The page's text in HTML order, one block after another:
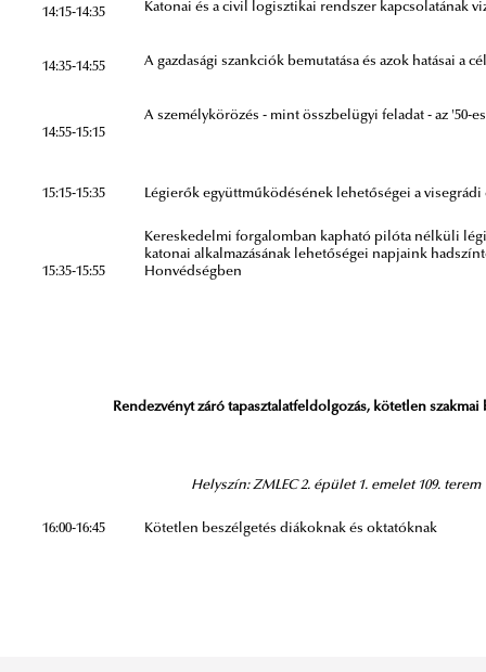
14:15-14:35 Katonai és a civil logisztikai rendszer kapcsolatának
14:35-14:55 A gazdasági szankciók bemutatása és azok hatásai a
14:55-15:15
A személykörözés - mint összbelügyi feladat - az '50-
15:15-15:35 Légierők együttműködésének lehetőségei a visegrádi
15:35-15:55
Kereskedelmi forgalomban kapható pilóta nélküli
katonai alkalmazásának lehetőségei napjaink
Honvédségben
Rendezvényt záró tapasztalatfeldolgozás, kötetlen szakmai
Helyszín: ZMLEC 2. épület 1. emelet 109. terem
16:00-16:45 Kötetlen beszélgetés diákoknak és oktatóknak